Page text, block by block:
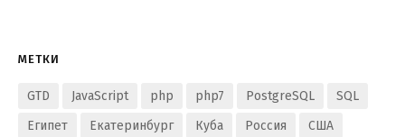
МЕТКИ
GTD JavaScript php php7 PostgreSQL
SQL
Египет
Екатеринбург Куба Россия
США